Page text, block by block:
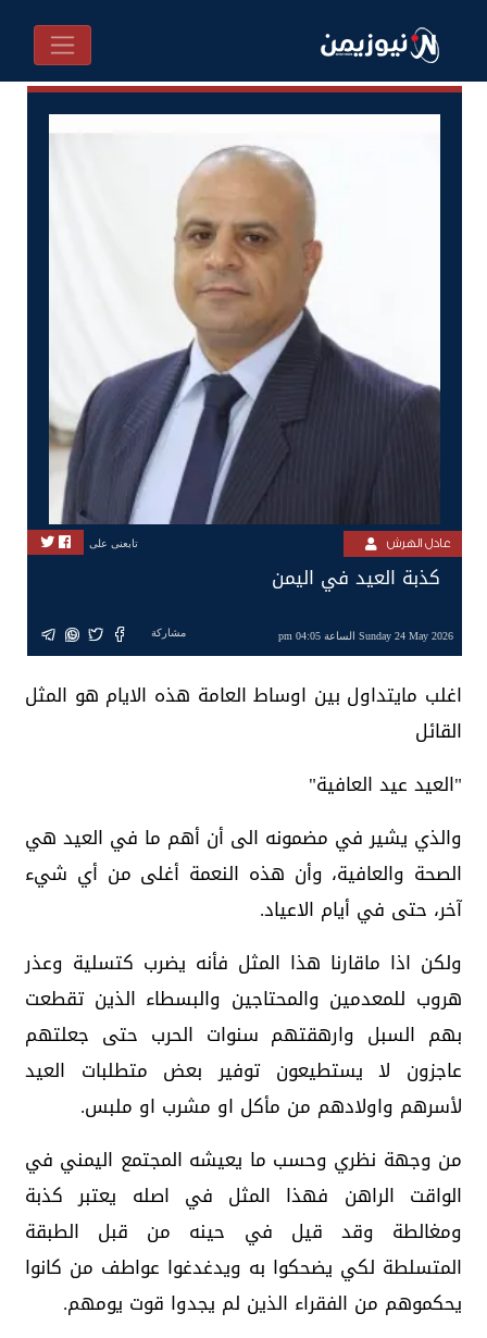
عادل الهرش تابعنى على
كذبة العيد في اليمن
Sunday 24 May 2026 الساعة 04:05 pm مشاركة
اغلب مايتداول بين اوساط العامة هذه الايام هو المثل
القائل
"العيد عيد العافية"
والذي يشير في مضمونه الى أن أهم ما في العيد هي
الصحة والعافية، وأن هذه النعمة أغلى من أي شيء
آخر، حتى في أيام الاعياد.
ولكن اذا ماقارنا هذا المثل فأنه يضرب كتسلية وعذر
هروب للمعدمين والمحتاجين والبسطاء الذين تقطعت
بهم السبل وارهقتهم سنوات الحرب حتى جعلتهم
عاجزون لا يستطيعون توفير بعض متطلبات العيد
لأسرهم واولادهم من مأكل او مشرب او ملبس.
من وجهة نظري وحسب ما يعيشه المجتمع اليمني في
الواقت الراهن فهذا المثل في اصله يعتبر كذبة
ومغالطة وقد قيل في حينه من قبل الطبقة
المتسلطة لكي يضحكوا به ويدغدغوا عواطف من كانوا
يحكموهم من الفقراء الذين لم يجدوا قوت يومهم.